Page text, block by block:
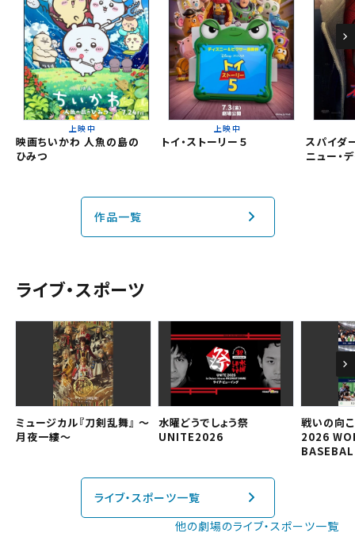
チケットの購入は下記リンクより、ご覧になりたい作品を選
択しご購入ください。
上映スケジュールを確認する
その他の劇場を選ぶ
予約を確認・変更する
チケットの予約状況の確認及び予約を変更したい場合は、
下記リンクよりご確認ください。
予約を確認する
予約を変更する
閉じる
都道府県から選ぶ
北海道
東北
関東
近畿
中国・四国
九州
上映中
映画ちいかわ 人魚の島の
ひみつ
上映中
トイ・ストーリー５
スパイダ
ニュー・
作品一覧
ライブ・スポーツ
ミュージカル『刀剣乱舞』 ～
月夜一縷～
水曜どうでしょう祭
UNITE2026
戦いの向
2026
ライブ・スポーツ一覧
他の劇場のライブ・スポーツ一覧
閉じる
されます。
変更しないで続ける
閉じる
除されます。
変更しないで続ける